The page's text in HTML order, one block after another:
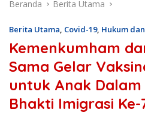
Beranda Berita Utama
Berita Utama, Covid-19, Hukum
Kemenkumham
Sama Gelar
untuk Anak
Bhakti Imigrasi Ke-